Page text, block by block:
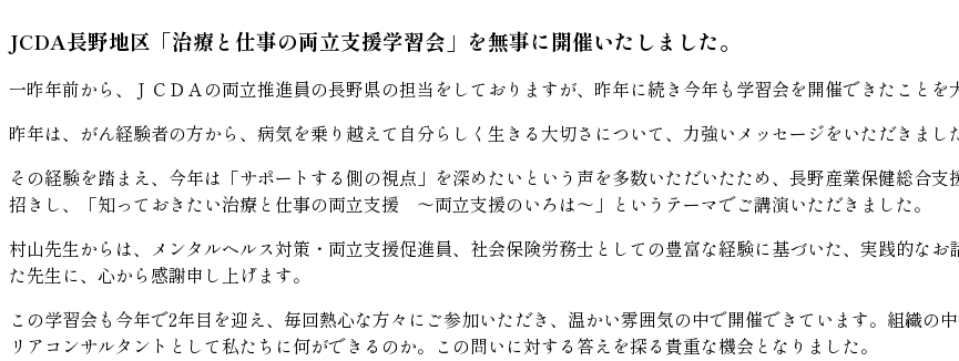
JCDA長野地区「治療と仕事の両立支援学習会」を無事に開催いたしました。
一昨年前から、ＪＣＤＡの両立推進員の長野県の担当をしておりますが、昨年に続き今年も学習会を開催できたことを
昨年は、がん経験者の方から、病気を乗り越えて自分らしく生きる大切さについて、力強いメッセージをいただきまし
その経験を踏まえ、今年は「サポートする側の視点」を深めたいという声を多数いただいたため、長野産業保健総合
招きし、「知っておきたい治療と仕事の両立支援 ～両立支援のいろは～」というテーマでご講演いただきました。
村山先生からは、メンタルヘルス対策・両立支援促進員、社会保険労務士としての豊富な経験に基づいた、実践的な
た先生に、心から感謝申し上げます。
この学習会も今年で2年目を迎え、毎回熱心な方々にご参加いただき、温かい雰囲気の中で開催できています。組織の
リアコンサルタントとして私たちに何ができるのか。この問いに対する答えを探る貴重な機会となりました。